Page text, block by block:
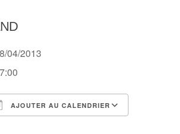
04/2013
AJOUTER AU CALENDRIER